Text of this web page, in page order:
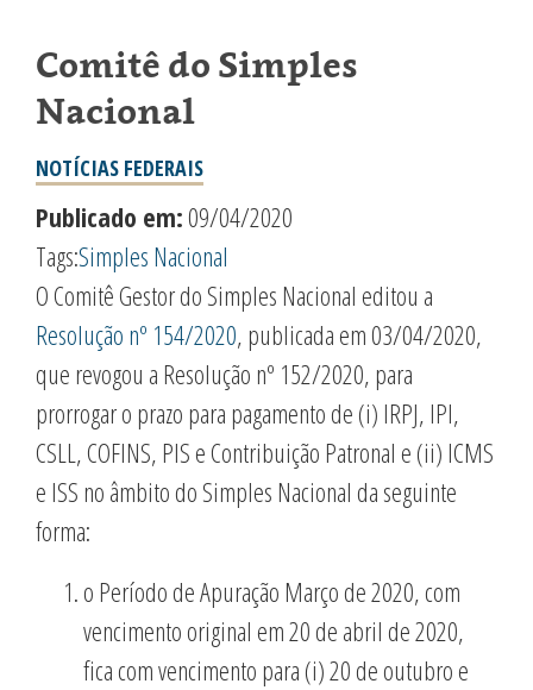
Comitê do Simples
Nacional
NOTÍCIAS FEDERAIS
Publicado em:09/04/2020
Tags:Simples Nacional
O Comitê Gestor do Simples Nacional editou a
Resolução nº 154/2020, publicada em 03/04/2020,
que revogou a Resolução nº 152/2020, para
prorrogar o prazo para pagamento de (i) IRPJ, IPI,
CSLL, COFINS, PIS e Contribuição Patronal e (ii) ICMS
e ISS no âmbito do Simples Nacional da seguinte
forma:
o Período de Apuração Março de 2020, com
vencimento original em 20 de abril de 2020,
fica com vencimento para (i) 20 de outubro e